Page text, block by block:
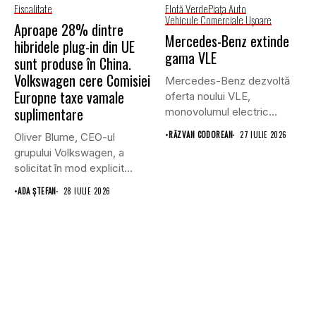
Fiscalitate
Aproape 28% dintre
hibridele plug-in din UE
sunt produse în China.
Volkswagen cere Comisiei
Europne taxe vamale
suplimentare
Oliver Blume, CEO-ul
grupului Volkswagen, a
solicitat în mod explicit
Uniunii Europene...
•ADA ȘTEFAN 28 IULIE 2026
Flotă VerdePiaţa Auto
Vehicule Comerciale Uşoare
Mercedes-Benz extinde
gama VLE
Mercedes-Benz dezvoltă
oferta noului VLE,
monovolumul electric
premium care își propune
•RĂZVAN CODOREAN 27 IULIE 2026